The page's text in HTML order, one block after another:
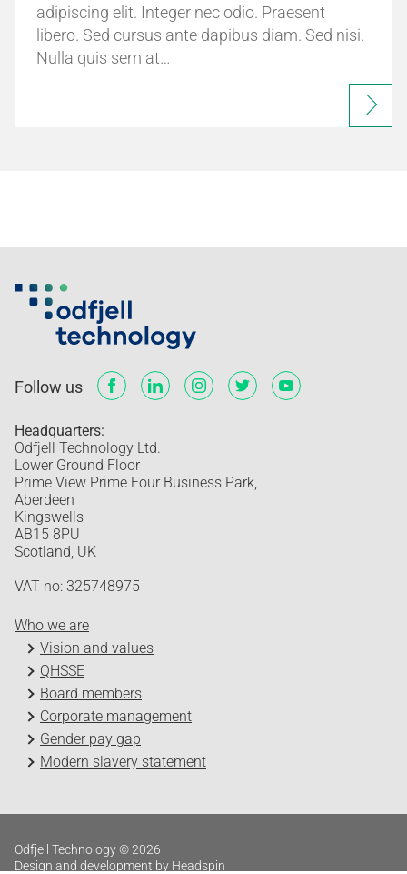
adipiscing elit. Integer nec odio. Praesent
libero. Sed cursus ante dapibus diam. Sed nisi.
Nulla quis sem at…
Follow us
Headquarters:
Odfjell Technology Ltd.
Lower Ground Floor
Prime View Prime Four Business Park,
Aberdeen
Kingswells
AB15 8PU
Scotland, UK
VAT no: 325748975
Who we are
Vision and values
QHSSE
Board members
Corporate management
Gender pay gap
Modern slavery statement
Odfjell Technology © 2026
Design and development by Headspin